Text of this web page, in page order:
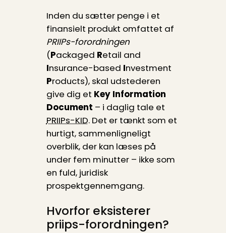
Inden du sætter penge i et
finansielt produkt omfattet af
PRIIPs-forordningen
(Packaged Retail and
Insurance-based Investment
Products), skal udstederen
give dig et Key Information
Document – i daglig tale et
PRIIPs-KID. Det er tænkt som et
hurtigt, sammenligneligt
overblik, der kan læses på
under fem minutter – ikke som
en fuld, juridisk
prospektgennemgang.
Hvorfor eksisterer
priips-forordningen?